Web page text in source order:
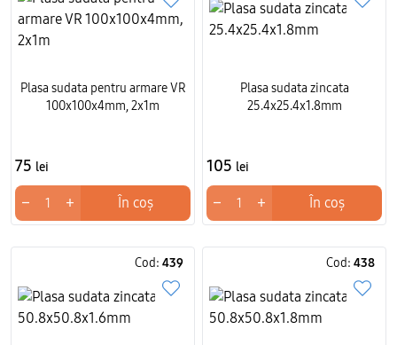
Plasa sudata pentru armare VR
100x100x4mm, 2x1m
75 lei
− + În coș
Plasa sudata zincata
25.4x25.4x1.8mm
105 lei
− + În coș
Cod: 439 Cod: 438